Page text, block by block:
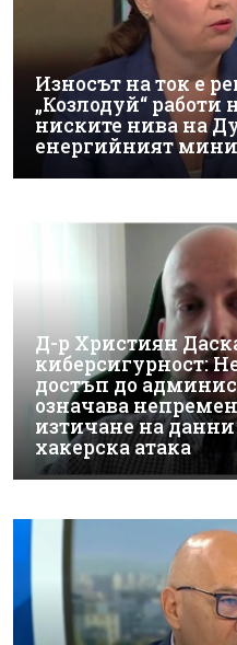
Износът на ток е
„Козлодуй“
ниските нива на
енергийният
Д-р Християн
киберсигурност:
достъп до
означава
изтичане на
хакерска атака